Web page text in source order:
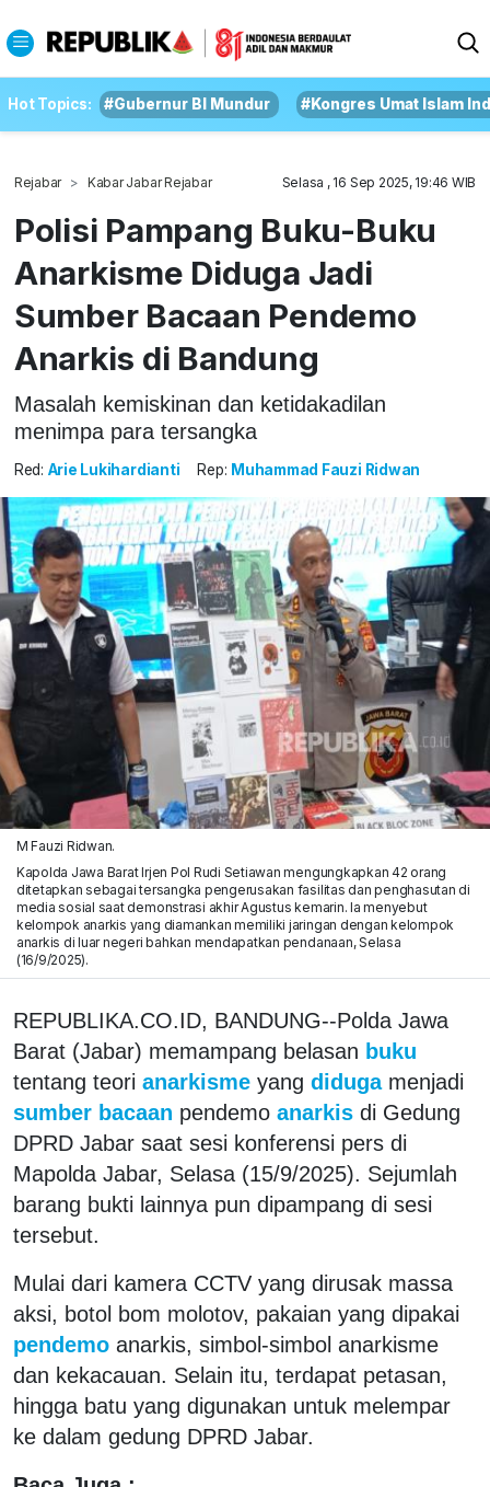
Hot Topics: #Gubernur BI Mundur #Kongres Umat Islam
Rejabar Kabar Jabar Rejabar Selasa , 16 Sep 2025, 19:46 WIB
Polisi Pampang Buku-Buku
Anarkisme Diduga Jadi
Sumber Bacaan Pendemo
Anarkis di Bandung
Masalah kemiskinan dan ketidakadilan
menimpa para tersangka
Red: Arie Lukihardianti Rep: Muhammad Fauzi Ridwan
M Fauzi Ridwan.
Kapolda Jawa Barat Irjen Pol Rudi Setiawan mengungkapkan 42 orang
ditetapkan sebagai tersangka pengerusakan fasilitas dan penghasutan di
media sosial saat demonstrasi akhir Agustus kemarin. Ia menyebut
kelompok anarkis yang diamankan memiliki jaringan dengan kelompok
anarkis di luar negeri bahkan mendapatkan pendanaan, Selasa
(16/9/2025).
REPUBLIKA.CO.ID, BANDUNG--Polda Jawa
Barat (Jabar) memampang belasan buku
tentang teori anarkisme yang diduga menjadi
sumber bacaan pendemo anarkis di Gedung
DPRD Jabar saat sesi konferensi pers di
Mapolda Jabar, Selasa (15/9/2025). Sejumlah
barang bukti lainnya pun dipampang di sesi
tersebut.
Mulai dari kamera CCTV yang dirusak massa
aksi, botol bom molotov, pakaian yang dipakai
pendemo anarkis, simbol-simbol anarkisme
dan kekacauan. Selain itu, terdapat petasan,
hingga batu yang digunakan untuk melempar
ke dalam gedung DPRD Jabar.